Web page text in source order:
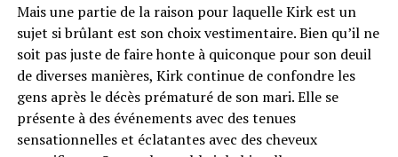
Mais une partie de la raison pour laquelle Kirk est un
sujet si brûlant est son choix vestimentaire. Bien qu’il ne
soit pas juste de faire honte à quiconque pour son deuil
de diverses manières, Kirk continue de confondre les
gens après le décès prématuré de son mari. Elle se
présente à des événements avec des tenues
sensationnelles et éclatantes avec des cheveux